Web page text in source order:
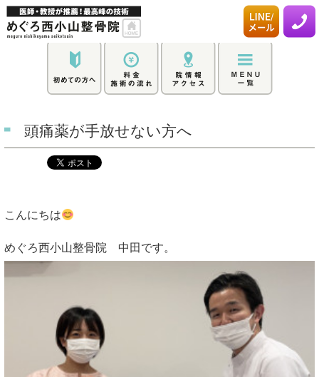
頭痛薬が手放せない方へ
こんにちは
めぐろ西小山整骨院 中田です。